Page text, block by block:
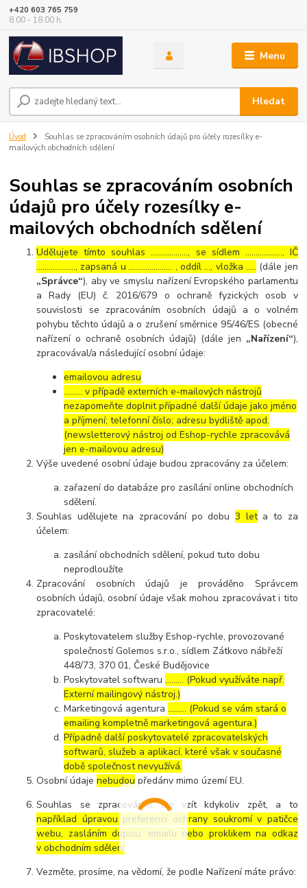
Menu
Hledat
+420 603 765 759
8.00 - 18.00 h.
Úvod
Souhlas se zpracováním osobních údajů pro účely rozesílky e-
mailových obchodních sdělení
Souhlas se zpracováním osobních
údajů pro účely rozesílky e-
mailových obchodních sdělení
Udělujete tímto souhlas ……………..., se sídlem ………………, IČ
………………., zapsaná u ………………… , oddíl …, vložka ….. (dále jen
„Správce“), aby ve smyslu nařízení Evropského parlamentu
a Rady (EU) č. 2016/679 o ochraně fyzických osob v
souvislosti se zpracováním osobních údajů a o volném
pohybu těchto údajů a o zrušení směrnice 95/46/ES (obecné
nařízení o ochraně osobních údajů) (dále jen „Nařízení“),
zpracovával/a následující osobní údaje:
emailovou adresu
……… v případě externích e-mailových nástrojů
nezapomeňte doplnit případné další údaje jako jméno
a příjmení; telefonní číslo; adresu bydliště apod.
(newsletterový nástroj od Eshop-rychle zpracovává
jen e-mailovou adresu)
Výše uvedené osobní údaje budou zpracovány za účelem:
zařazení do databáze pro zasílání online obchodních
sdělení.
Souhlas udělujete na zpracování po dobu3 leta to za
účelem:
zasílání obchodních sdělení, pokud tuto dobu
neprodloužíte
Zpracování osobních údajů je prováděno Správcem
osobních údajů, osobní údaje však mohou zpracovávat i tito
zpracovatelé:
Poskytovatelem služby Eshop-rychle, provozované
společností Golemos s.r.o., sídlem Zátkovo nábřeží
448/73, 370 01, České Budějovice
Poskytovatel softwaru……… (Pokud využíváte např.
Externí mailingový nástroj.)
Marketingová agentura……… (Pokud se vám stará o
emailing kompletně marketingová agentura.)
Případně další poskytovatelé zpracovatelských
softwarů, služeb a aplikací, které však v současné
době společnost nevyužívá.
Osobní údajenebudou předány mimo území EU.
Souhlas se zpracováním lze vzít kdykoliv zpět, a to
například úpravou preferencí ochrany soukromí v patičce
webu, zasláním dopisu, emailu nebo proklikem na odkaz
v obchodním sdělení.
Vezměte, prosíme, na vědomí, že podle Nařízení máte právo: